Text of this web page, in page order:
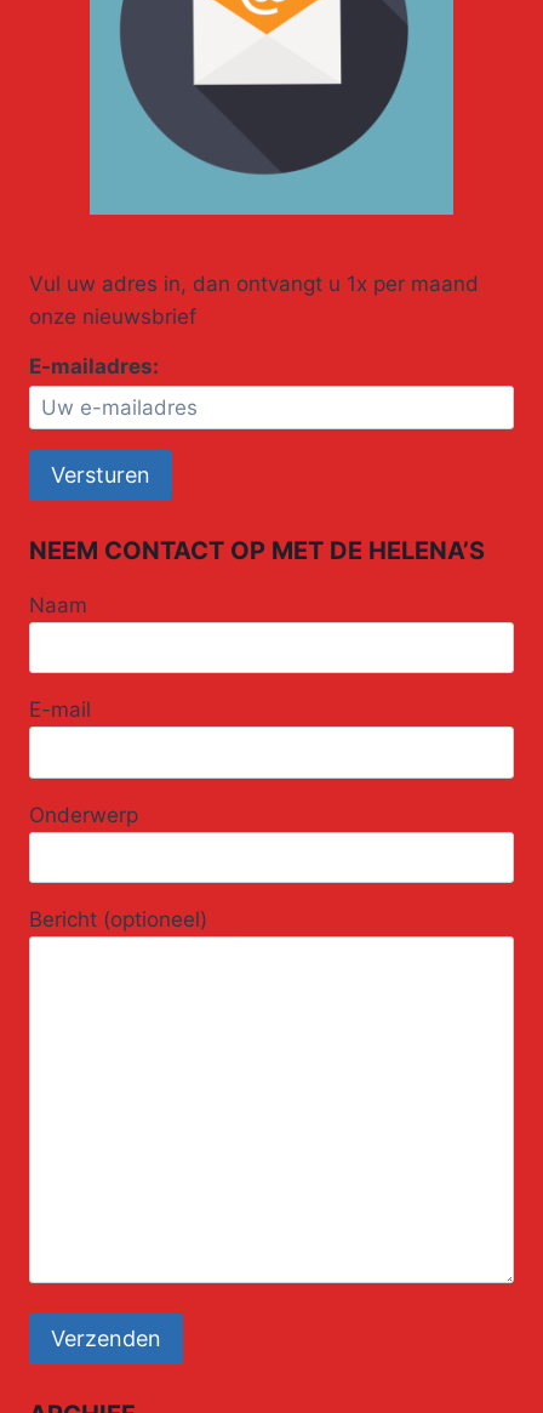
Vul uw adres in, dan ontvangt u 1x per maand
onze nieuwsbrief
E-mailadres:
NEEM CONTACT OP MET DE HELENA’S
Naam
E-mail
Onderwerp
Bericht (optioneel)